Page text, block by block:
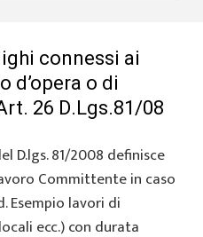
connessi ai
d’opera o di
26 D.Lgs.81/08
D.lgs. 81/2008 definisce
Committente in caso
Esempio lavori di
ecc.) con durata